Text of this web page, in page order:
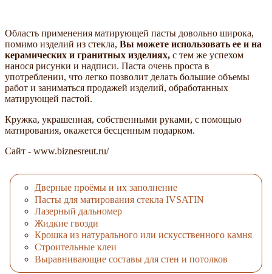
Область применения матирующей пасты довольно широка,
помимо изделий из стекла, Вы можете использовать ее и на
керамических и гранитных изделиях, с тем же успехом
нанося рисунки и надписи. Паста очень проста в
употреблении, что легко позволит делать большие объемы
работ и заниматься продажей изделий, обработанных
матирующей пастой.
Кружка, украшенная, собственными руками, с помощью
матирования, окажется бесценным подарком.
Сайт - www.biznesreut.ru/
Дверные проёмы и их заполнение
Пасты для матирования стекла IVSATIN
Лазерный дальномер
Жидкие гвозди
Крошка из натурального или искусственного камня
Строительные клеи
Выравнивающие составы для стен и потолков